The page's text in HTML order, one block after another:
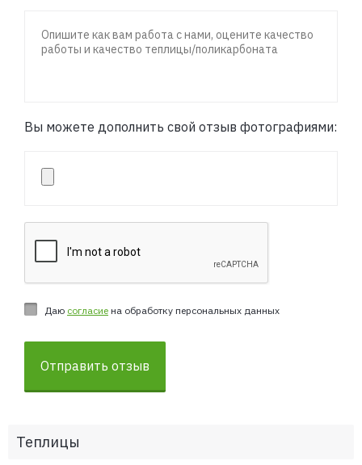
Теплицы
Вы можете дополнить свой отзыв фотографиями:
Даю согласие на обработку персональных данных
Отправить отзыв